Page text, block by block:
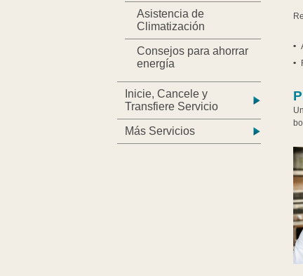
Asistencia de
Climatización
Consejos para ahorrar
energía
Inicie, Cancele y
Transfiere Servicio
Más Servicios